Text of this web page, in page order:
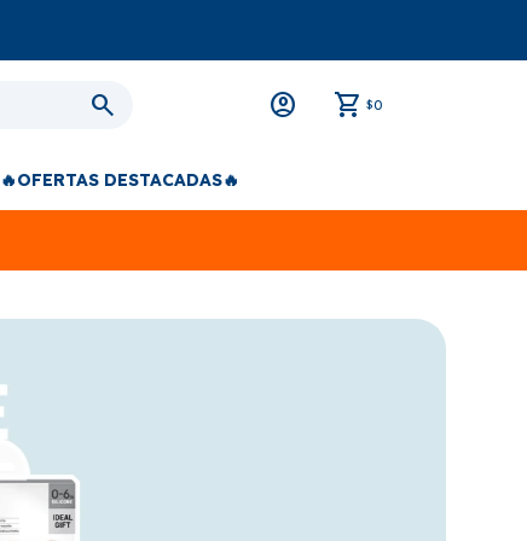
$0
🔥OFERTAS DESTACADAS🔥